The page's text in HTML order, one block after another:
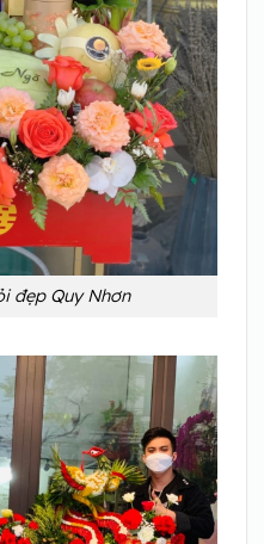
đẹp Quy Nhơn